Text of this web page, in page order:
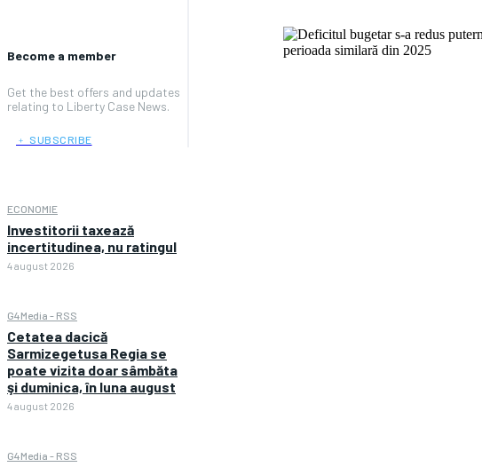
Become a member
Get the best offers and updates
relating to Liberty Case News.
﹢ SUBSCRIBE
ECONOMIE
Investitorii taxează
incertitudinea, nu ratingul
4 august 2026
G4Media - RSS
Cetatea dacică
Sarmizegetusa Regia se
poate vizita doar sâmbăta
şi duminica, în luna august
4 august 2026
G4Media - RSS